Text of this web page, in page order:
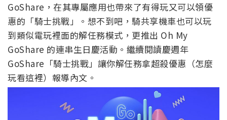
GoShare，在其專屬應用也帶來了有得玩又可以領優
惠的「騎士挑戰」。想不到吧，騎共享機車也可以玩
到類似電玩裡面的解任務模式，更推出 Oh My
GoShare 的連串生日慶活動。繼續閱讀慶週年
GoShare「騎士挑戰」讓你解任務拿超殺優惠（怎麼
玩看這裡）報導內文。